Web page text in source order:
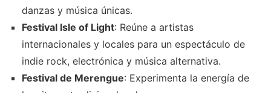
danzas y música únicas.
Festival Isle of Light: Reúne a artistas
internacionales y locales para un espectáculo de
indie rock, electrónica y música alternativa.
Festival de Merengue: Experimenta la energía de